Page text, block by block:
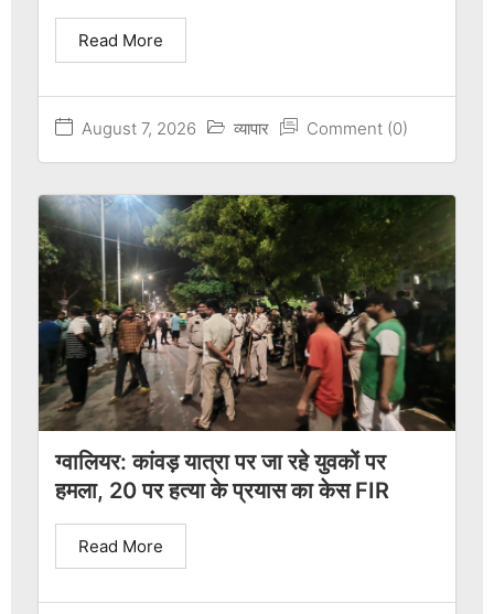
August 7, 2026 व्यापार Comment (0)
Read More
ग्वालियर: कांवड़ यात्रा पर जा रहे युवकों पर
हमला, 20 पर हत्या के प्रयास का केस FIR
Read More